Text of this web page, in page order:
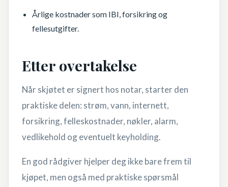
Årlige kostnader som IBI, forsikring og
fellesutgifter.
Etter overtakelse
Når skjøtet er signert hos notar, starter den
praktiske delen: strøm, vann, internett,
forsikring, felleskostnader, nøkler, alarm,
vedlikehold og eventuelt keyholding.
En god rådgiver hjelper deg ikke bare frem til
kjøpet, men også med praktiske spørsmål